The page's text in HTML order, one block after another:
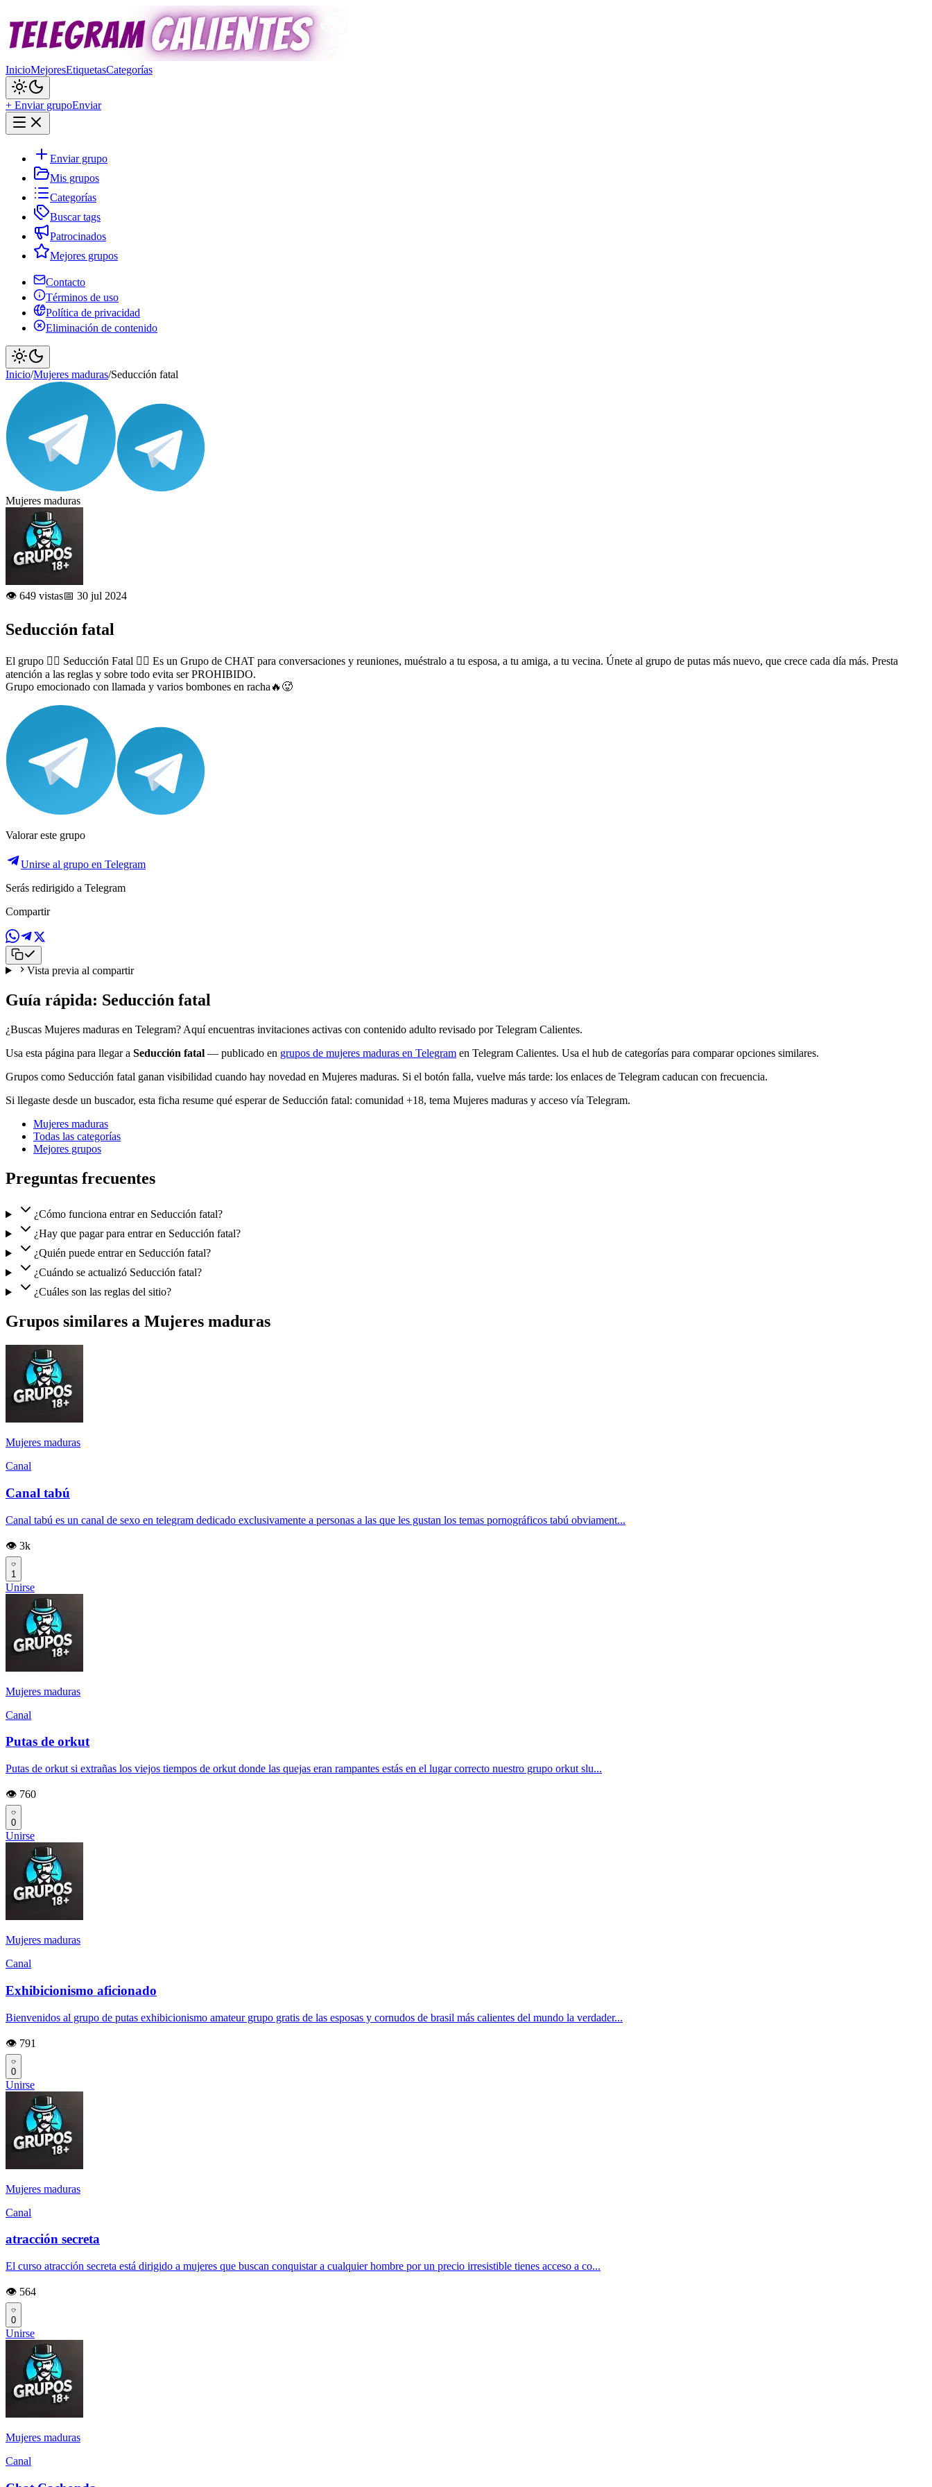
InicioMejoresEtiquetasCategorías
+ Enviar grupoEnviar
Enviar grupo
Mis grupos
Categorías
Buscar tags
Patrocinados
Mejores grupos
Contacto
Términos de uso
Política de privacidad
Eliminación de contenido
Inicio/Mujeres maduras/Seducción fatal
Mujeres maduras
👁️ 649 vistas📅 30 jul 2024
Seducción fatal
El grupo ❤️‍🔥 Seducción Fatal ❤️‍🔥 Es un Grupo de CHAT para conversaciones y reuniones, muéstralo a tu esposa, a tu amiga, a tu vecina. Únete al grupo de putas más nuevo, que crece cada día más. Presta
atención a las reglas y sobre todo evita ser PROHIBIDO.
Grupo emocionado con llamada y varios bombones en racha🔥🥵
Valorar este grupo
Unirse al grupo en Telegram
Serás redirigido a Telegram
Compartir
Vista previa al compartir
Guía rápida: Seducción fatal
¿Buscas Mujeres maduras en Telegram? Aquí encuentras invitaciones activas con contenido adulto revisado por Telegram Calientes.
Usa esta página para llegar a Seducción fatal — publicado en grupos de mujeres maduras en Telegram en Telegram Calientes. Usa el hub de categorías para comparar opciones similares.
Grupos como Seducción fatal ganan visibilidad cuando hay novedad en Mujeres maduras. Si el botón falla, vuelve más tarde: los enlaces de Telegram caducan con frecuencia.
Si llegaste desde un buscador, esta ficha resume qué esperar de Seducción fatal: comunidad +18, tema Mujeres maduras y acceso vía Telegram.
Mujeres maduras
Todas las categorías
Mejores grupos
Preguntas frecuentes
¿Cómo funciona entrar en Seducción fatal?
¿Hay que pagar para entrar en Seducción fatal?
¿Quién puede entrar en Seducción fatal?
¿Cuándo se actualizó Seducción fatal?
¿Cuáles son las reglas del sitio?
Grupos similares a Mujeres maduras
Mujeres maduras
Canal
Canal tabú
Canal tabú es un canal de sexo en telegram dedicado exclusivamente a personas a las que les gustan los temas pornográficos tabú obviament...
👁️ 3k
1
Unirse
Mujeres maduras
Canal
Putas de orkut
Putas de orkut si extrañas los viejos tiempos de orkut donde las quejas eran rampantes estás en el lugar correcto nuestro grupo orkut slu...
👁️ 760
0
Unirse
Mujeres maduras
Canal
Exhibicionismo aficionado
Bienvenidos al grupo de putas exhibicionismo amateur grupo gratis de las esposas y cornudos de brasil más calientes del mundo la verdader...
👁️ 791
0
Unirse
Mujeres maduras
Canal
atracción secreta
El curso atracción secreta está dirigido a mujeres que buscan conquistar a cualquier hombre por un precio irresistible tienes acceso a co...
👁️ 564
0
Unirse
Mujeres maduras
Canal